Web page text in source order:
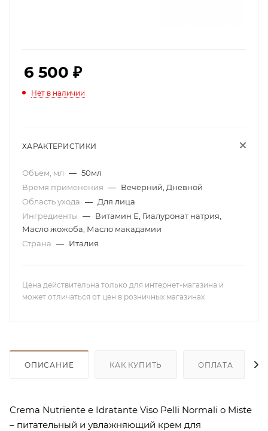
6 500 ₽
Нет в наличии
ХАРАКТЕРИСТИКИ
Объем, мл — 50мл
Время применения — Вечерний, Дневной
Область ухода — Для лица
Ингредиенты — Витамин Е, Гиалуронат натрия,
Масло жожоба, Масло макадамии
Страна — Италия
Цена действительна только для интернет-магазина и
может отличаться от цен в розничных магазинах
ОПИСАНИЕ КАК КУПИТЬ ОПЛАТА
Crema Nutriente e Idratante Viso Pelli Normali o Miste
– питательный и увлажняющий крем для